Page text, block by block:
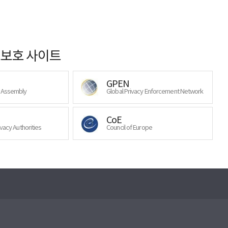
호 사이트
GPEN
Global Privacy Enforcement Network
Authorities
CoE
Council of Europe